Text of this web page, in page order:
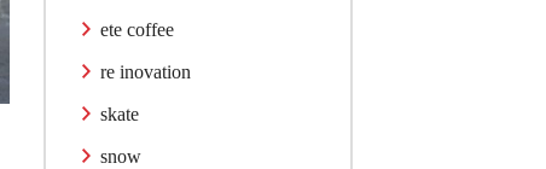
ete coffee
re inovation
skate
snow